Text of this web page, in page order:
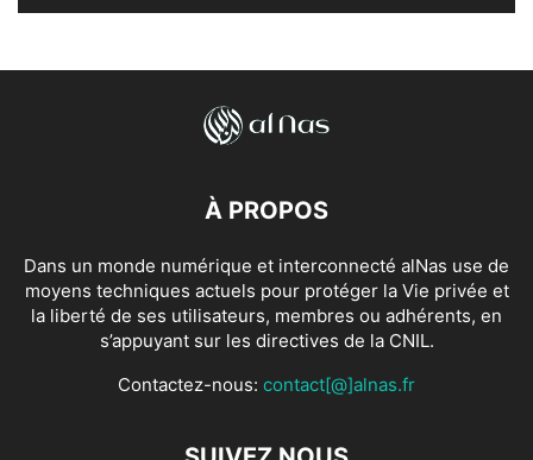
À PROPOS
Dans un monde numérique et interconnecté alNas use de
moyens techniques actuels pour protéger la Vie privée et
la liberté de ses utilisateurs, membres ou adhérents, en
s’appuyant sur les directives de la CNIL.
Contactez-nous: contact[@]alnas.fr